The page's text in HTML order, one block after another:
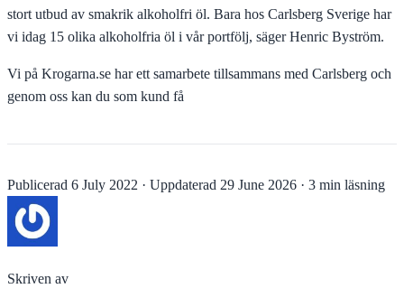
stort utbud av smakrik alkoholfri öl. Bara hos Carlsberg Sverige har
vi idag 15 olika alkoholfria öl i vår portfölj, säger Henric Byström.
Vi på Krogarna.se har ett samarbete tillsammans med Carlsberg och
genom oss kan du som kund få
Publicerad 6 July 2022 · Uppdaterad 29 June 2026 · 3 min läsning
Skriven av